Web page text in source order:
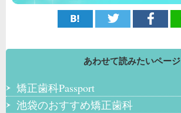
あわせて読みたいページ
矯正歯科Passport
池袋のおすすめ矯正歯科